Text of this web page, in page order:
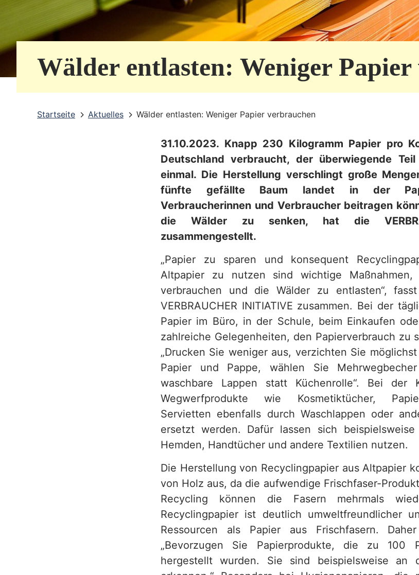
Wälder entlasten: Weniger
Startseite Aktuelles Wälder entlasten: Weniger Papier verbrauchen
31.10.2023. Knapp 230 Kilogramm Papier pro
Deutschland verbraucht, der überwiegende
einmal. Die Herstellung verschlingt große
fünfte gefällte Baum landet in der
Verbraucherinnen und Verbraucher beitragen
die Wälder zu senken, hat die
zusammengestellt.
„Papier zu sparen und konsequent
Altpapier zu nutzen sind wichtige
verbrauchen und die Wälder zu entlasten“,
VERBRAUCHER INITIATIVE zusammen. Bei der
Papier im Büro, in der Schule, beim Einkaufen
zahlreiche Gelegenheiten, den Papierverbrauch zu
„Drucken Sie weniger aus, verzichten Sie
Papier und Pappe, wählen Sie
waschbare Lappen statt Küchenrolle“. Bei der
Wegwerfprodukte wie Kosmetiktücher,
Servietten ebenfalls durch Waschlappen oder
ersetzt werden. Dafür lassen sich beispielsweise
Hemden, Handtücher und andere Textilien nutzen.
Die Herstellung von Recyclingpapier aus Altpapier
von Holz aus, da die aufwendige Frischfaser-
Recycling können die Fasern mehrmals
Recyclingpapier ist deutlich umweltfreundlicher
Ressourcen als Papier aus Frischfasern.
„Bevorzugen Sie Papierprodukte, die zu 100
hergestellt wurden. Sie sind beispielsweise an
v
i